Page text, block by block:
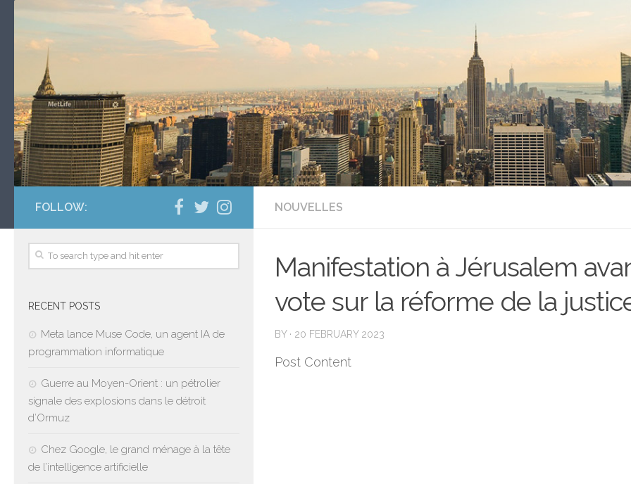
NOUVELLES
Manifestation à Jérusalem
vote sur la réforme de la
BY · 20 FEBRUARY 2023
Post Content
FOLLOW:
RECENT POSTS
Meta lance Muse Code, un agent IA de
programmation informatique
Guerre au Moyen-Orient : un pétrolier
signale des explosions dans le détroit
d’Ormuz
Chez Google, le grand ménage à la tête
de l’intelligence artificielle